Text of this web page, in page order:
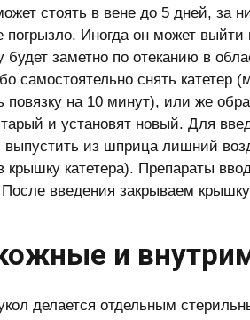
стоять в вене до 5 дней, за
погрызло. Иногда он может
будет заметно по отеканию в
самостоятельно снять катетер
повязку на 10 минут), или же
и установят новый. Для
из шприца лишний
крышку катетера). Препараты
После введения закрываем
и
делается отдельным